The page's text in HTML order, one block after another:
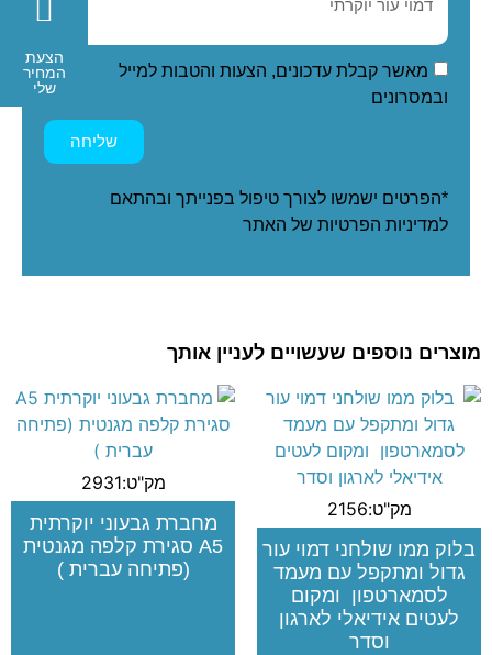
מאשר קבלת עדכונים, הצעות והטבות למייל
ובמסרונים
שליחה
*הפרטים ישמשו לצורך טיפול בפנייתך ובהתאם
למדיניות הפרטיות של האתר
מוצרים נוספים שעשויים לעניין אותך
מק"ט:2156
בלוק ממו שולחני דמוי עור
גדול ומתקפל עם מעמד
לסמארטפון ומקום
לעטים אידיאלי לארגון
וסדר
מק"ט:2931
מחברת גבעוני יוקרתית
A5 סגירת קלפה מגנטית
(פתיחה עברית )
הצעת
המחיר
שלי